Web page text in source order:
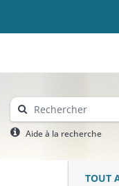
Aide à la recherche
TOUT